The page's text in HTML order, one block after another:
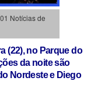
Notícias de
(22), no Parque do
da noite são
Nordeste e Diego